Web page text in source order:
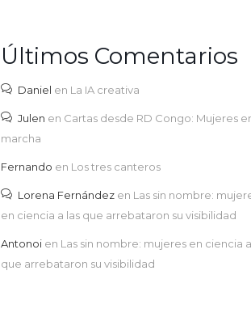
Últimos Comentarios
Daniel en La IA creativa
Julen en Cartas desde RD Congo: Mujeres
marcha
Fernando en Los tres canteros
Lorena Fernández en Las sin nombre:
en ciencia a las que arrebataron su visibilidad
Antonoi en Las sin nombre: mujeres en ciencia
que arrebataron su visibilidad